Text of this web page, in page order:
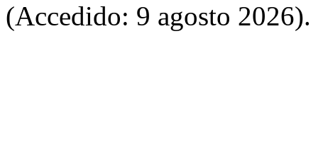
(Accedido: 9 agosto 2026).